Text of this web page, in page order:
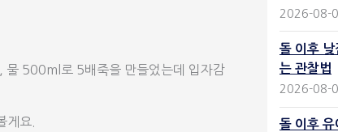
500ml로 5배죽을 만들었는데 입자감
게요.
2026-08-
돌 이후 낮
는 관찰법
2026-08-
돌 이후 유